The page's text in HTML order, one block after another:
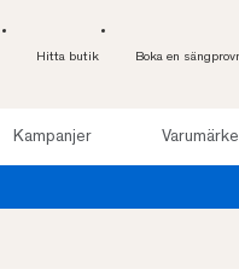
Hitta butik Boka en
Kampanjer
Läs mer